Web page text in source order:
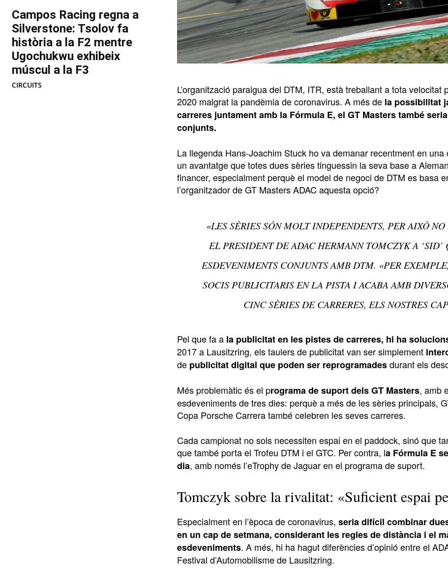
Campos Racing regna a
Silverstone: Tsolov fa
història a la F2 mentre
Ugochukwu exhibeix
múscul a la F3
CIRCUITS
L’organització paraigua del DTM, ITR, està treballant a tota
2020 malgrat la pandèmia de coronavirus. A més de la possibilitat
carreres juntament amb la Fórmula E, el GT Masters també
conjunts.
La llegenda Hans-Joachim Stuck ho va demanar recentment en
un avantatge que totes dues sèries tinguessin la seva base a
financer, especialment perquè el model de negoci de DTM es basa
l’organitzador de GT Masters ADAC aquesta opció?
«LES SÈRIES SÓN MOLT INDEPENDENTS, PER AIXÒ
EL PRESIDENT DE ADAC HERMANN TOMCZYK A
ESDEVENIMENTS CONJUNTS AMB DTM. «PER
SOCIS PUBLICITARIS EN LA PISTA I ACABA AMB
CINC SÈRIES DE CARRERES, ELS NOSTRES
Pel que fa a la publicitat en les pistes de carreres, hi ha
2017 a Lausitzring, els taulers de publicitat van ser simplement
de publicitat digital que poden ser reprogramadesdurant els
Més problemàtic és el programa de suport dels GT Masters, amb
esdeveniments de tres dies: perquè a més de les sèries principals,
Copa Porsche Carrera també celebren les seves carreres.
Cada campionat no sols necessiten espai en el paddock, sinó que
que també porta el Trofeu DTM i el GTC. Per contra, la Fórmula E
dia, amb només l’eTrophy de Jaguar en el programa de suport.
Tomczyk sobre la rivalitat: «Suficient espai
Especialment en l’època de coronavirus, seria difícil combinar
en un cap de setmana, considerant les regles de distància i el
esdeveniments. A més, hi ha hagut diferències d’opinió entre el
Festival d’Automobilisme de Lausitzring.